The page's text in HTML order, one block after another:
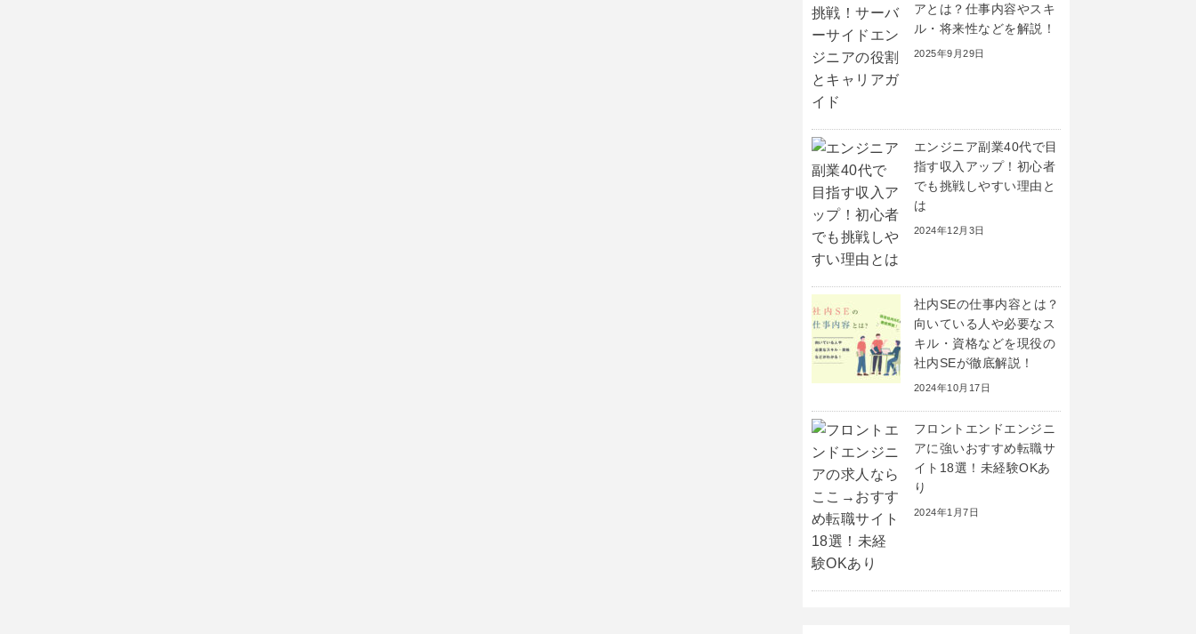
アとは？仕事内容やスキ
ル・将来性などを解説！
2025年9月29日
エンジニア副業40代で目
指す収入アップ！初心者
でも挑戦しやすい理由と
は
2024年12月3日
社内SEの仕事内容とは？
向いている人や必要なス
キル・資格などを現役の
社内SEが徹底解説！
2024年10月17日
フロントエンドエンジニ
アに強いおすすめ転職サ
イト18選！未経験OKあ
り
2024年1月7日